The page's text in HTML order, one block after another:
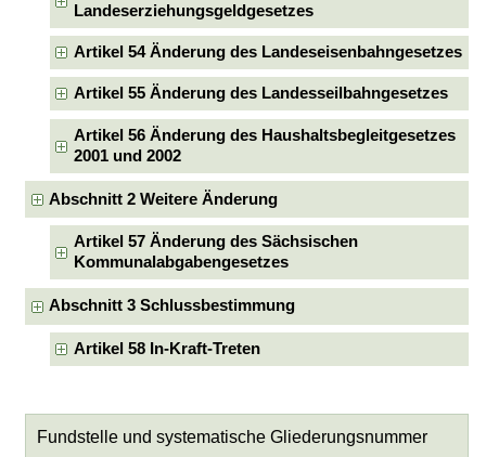
Landeserziehungsgeldgesetzes
Artikel 54 Änderung des Landeseisenbahngesetzes
Artikel 55 Änderung des Landesseilbahngesetzes
Artikel 56 Änderung des Haushaltsbegleitgesetzes
2001 und 2002
Abschnitt 2 Weitere Änderung
Artikel 57 Änderung des Sächsischen
Kommunalabgabengesetzes
Abschnitt 3 Schlussbestimmung
Artikel 58 In-Kraft-Treten
Fundstelle und systematische Gliederungsnummer